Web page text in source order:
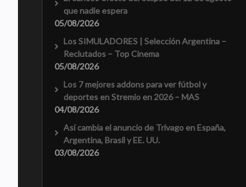
que nadie espera
05/08/2026
Los SIMULADORES | Selección Argentina –
Reclutados – Top Cinema
05/08/2026
Los 7 mejores addons para ver fútbol y
deportes en Stremio en 2026 – MAS
04/08/2026
Así cambia el anuncio de Trivago en España,
Argentina, Brasil y EE. UU.
03/08/2026